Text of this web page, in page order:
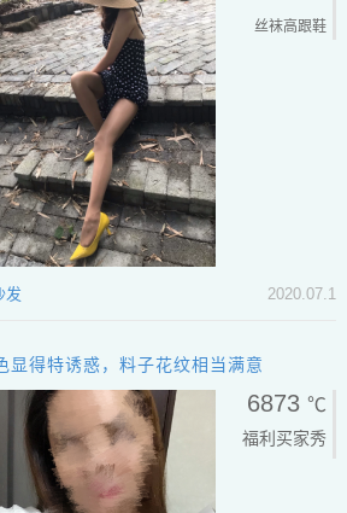
丝袜高跟鞋
2020.07.1
发
显得特诱惑，料子花纹相当满意
6873 ℃
福利买家秀